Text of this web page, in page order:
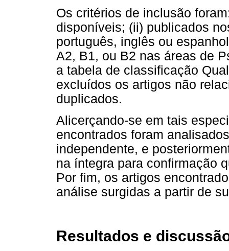
Os critérios de inclusão
disponíveis; (ii) publicados
português, inglês ou
A2, B1, ou B2 nas áreas de
a tabela de classificação
excluídos os artigos não
duplicados.
Alicerçando-se em tais
encontrados foram
independente, e
na íntegra para confirmação
Por fim, os artigos
análise surgidas a partir de
Resultados e